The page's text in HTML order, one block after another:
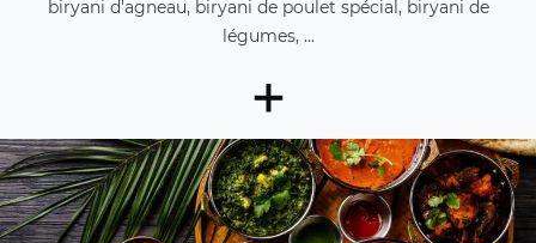
biryani d'agneau, biryani de poulet spécial, biryani de
légumes, ...
+